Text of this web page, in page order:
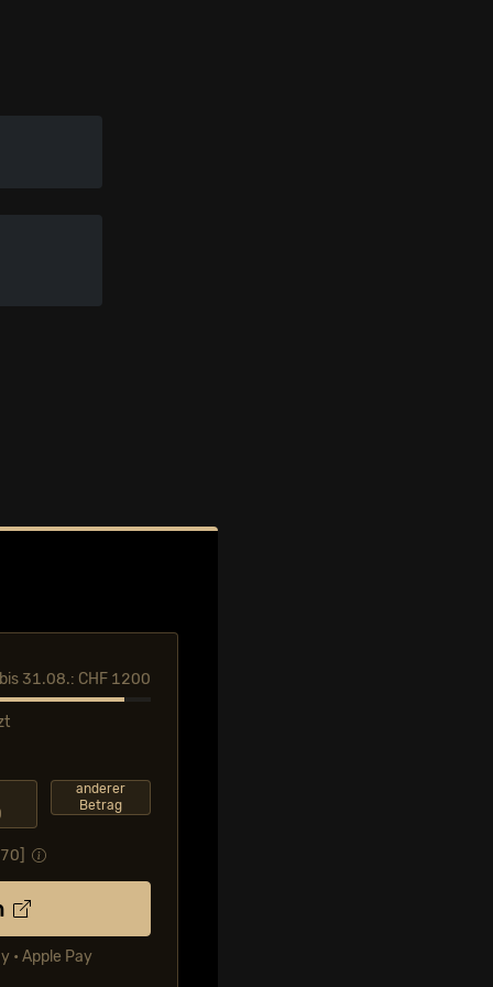
31.08.: CHF 1200
anderer
Betrag
• Apple Pay